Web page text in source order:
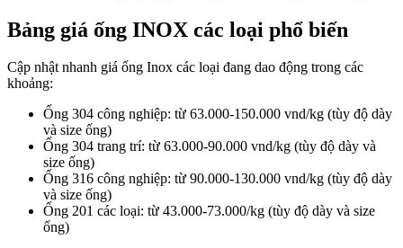
Bảng giá ống INOX các loại phổ biến
Cập nhật nhanh giá ống Inox các loại đang dao động trong các
khoảng:
Ống 304 công nghiệp: từ 63.000-150.000 vnd/kg (tùy độ dày
và size ống)
Ống 304 trang trí: từ 63.000-90.000 vnd/kg (tùy độ dày và
size ống)
Ống 316 công nghiệp: từ 90.000-130.000 vnd/kg (tùy độ dày
và size ống)
Ống 201 các loại: từ 43.000-73.000/kg (tùy độ dày và size
ống)